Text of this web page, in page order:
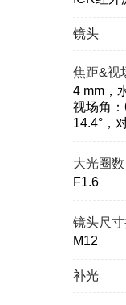
镜头
焦距&视
4 mm，
视场角
14.4°，
大光圈
F1.6
镜头尺
M12
补光